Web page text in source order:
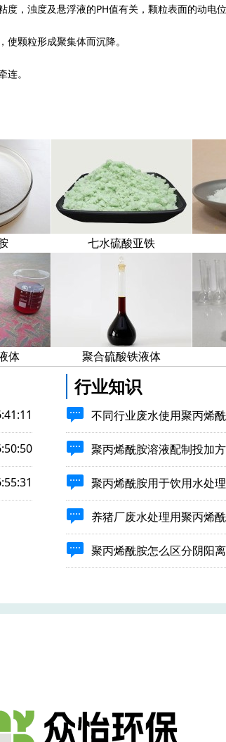
，浊度及悬浮液的PH值有关，颗粒表面的动电
颗粒形成聚集体而沉降。
。
七水硫酸亚铁
体 聚合硫酸铁液体
行业知识
不同行业废水使用聚丙烯
聚丙烯酰胺溶液配制投加
聚丙烯酰胺用于饮用水处
养猪厂废水处理用聚丙烯
聚丙烯酰胺怎么区分阴阳